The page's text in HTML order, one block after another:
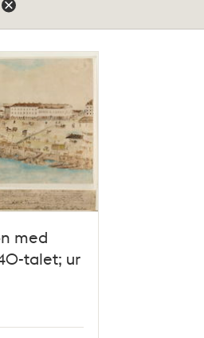
med
talet; ur